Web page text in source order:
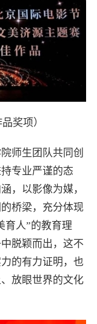
奖项）
师生团队共同创
专业严谨的态
，以影像为媒，
桥梁，充分体现
育人”的教育理
脱颖而出，这不
的有力证明，也
放眼世界的文化